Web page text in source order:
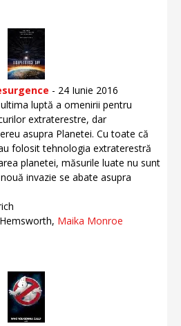
- 24 Iunie 2016
luptă a omenirii pentru
extraterestre, dar
asupra Planetei. Cu toate că
folosit tehnologia extraterestră
planetei, măsurile luate nu sunt
invazie se abate asupra
Maika Monroe